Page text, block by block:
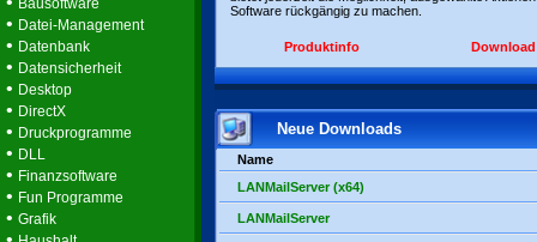
Bausoftware
• Datei-Management
• Datenbank
• Datensicherheit
• Desktop
• DirectX
• Druckprogramme
• DLL
• Finanzsoftware
• Fun Programme
• Grafik
Software rückgängig zu machen.
Produktinfo Download
Neue Downloads
Name
LANMailServer (x64)
LANMailServer